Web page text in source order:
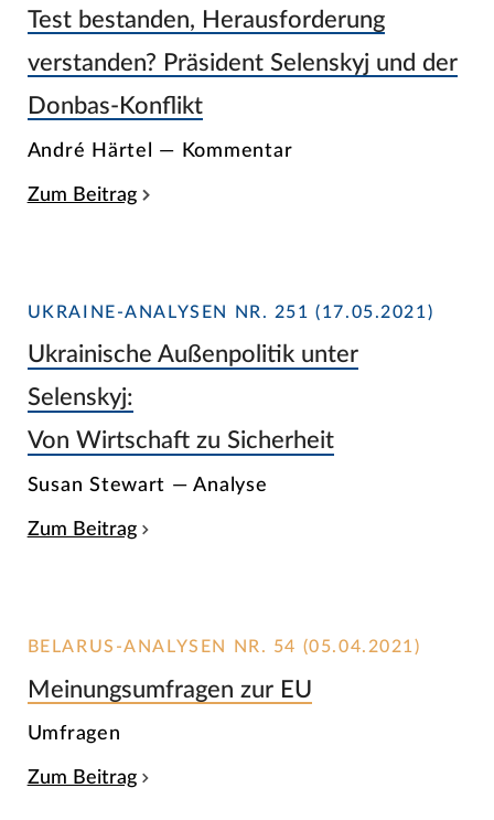
Test bestanden, Herausforderung
verstanden? Präsident Selenskyj und der
Donbas-Konflikt
André Härtel — Kommentar
Zum Beitrag
UKRAINE-ANALYSEN NR. 251 (17.05.2021)
Ukrainische Außenpolitik unter
Selenskyj:
Von Wirtschaft zu Sicherheit
Susan Stewart — Analyse
Zum Beitrag
BELARUS-ANALYSEN NR. 54 (05.04.2021)
Meinungsumfragen zur EU
Umfragen
Zum Beitrag